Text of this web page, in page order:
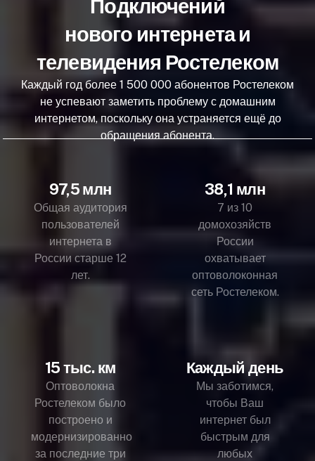
Подключений
нового интернета и
телевидения Ростелеком
Каждый год более 1 500 000 абонентов Ростелеком
не успевают заметить проблему с домашним
интернетом, поскольку она устраняется ещё до
обращения абонента.
97,5 млн
Общая аудитория
пользователей
интернета в
России старше 12
лет.
38,1 млн
7 из 10
домохозяйств
России
охватывает
оптоволоконная
сеть Ростелеком.
15 тыс. км
Оптоволокна
Ростелеком было
построено и
модернизированно
за последние три
Каждый день
Мы заботимся,
чтобы Ваш
интернет был
быстрым для
любых